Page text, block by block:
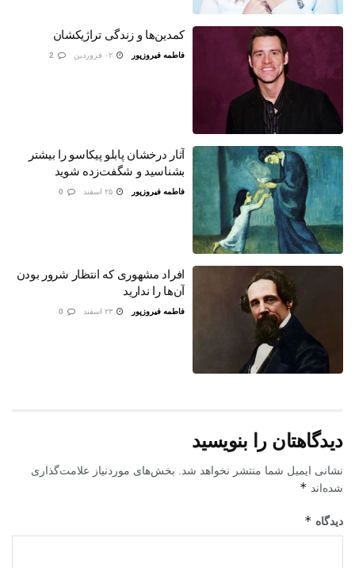
کمدین‌ها و زندگی تراژیکشان
فاطمه فیروزپور
آثار درخشان پابلو پیکاسو را بیشتر
بشناسید و شگفت‌زده شوید
فاطمه فیروزپور
افراد مشهوری که انتظار شرور بودن
آن‌ها را ندارید
فاطمه فیروزپور
دیدگاهتان را بنویسید
نشانی ایمیل شما منتشر نخواهد شد.
بخش‌های موردنیاز علامت‌گذاری
شده‌اند *
دیدگاه *